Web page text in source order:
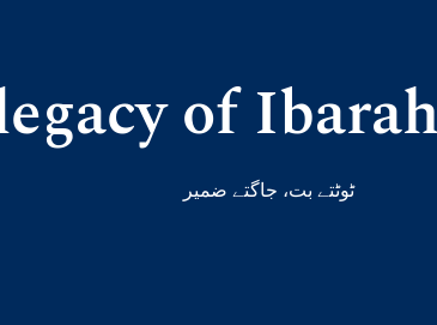
of
ٹوٹتے بت، جاگتے ضمیر